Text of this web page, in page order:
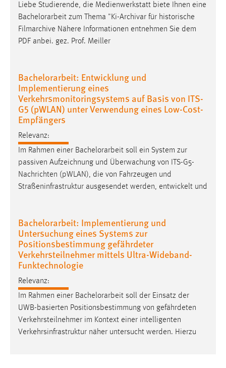
Liebe Studierende, die Medienwerkstatt biete Ihnen eine
Bachelorarbeit zum Thema "Ki-Archivar für historische
Filmarchive Nähere Informationen entnehmen Sie dem
PDF anbei. gez. Prof. Meiller
Bachelorarbeit: Entwicklung und
Implementierung eines
Verkehrsmonitoringsystems auf Basis von ITS-
G5 (pWLAN) unter Verwendung eines Low-Cost-
Empfängers
Relevanz:
Im Rahmen einer Bachelorarbeit soll ein System zur
passiven Aufzeichnung und Überwachung von ITS-G5-
Nachrichten (pWLAN), die von Fahrzeugen und
Straßeninfrastruktur ausgesendet werden, entwickelt und
Bachelorarbeit: Implementierung und
Untersuchung eines Systems zur
Positionsbestimmung gefährdeter
Verkehrsteilnehmer mittels Ultra-Wideband-
Funktechnologie
Relevanz:
Im Rahmen einer Bachelorarbeit soll der Einsatz der
UWB-basierten Positionsbestimmung von gefährdeten
Verkehrsteilnehmer im Kontext einer intelligenten
Verkehrsinfrastruktur näher untersucht werden. Hierzu
MibewSessionID, mibew-chat-frame-style-
5e9dbeb1811c0446 = Sitzungslaufzeit, mibew_locale = 3
Jahre, MIBEW_UserID = 1 Jahr
Name:
fe_user, be_user, be_lastLoginProvider
Zweck:
Dieser Cookie ist notwendig um sich an der Website
einloggen zu können.
Cookie Laufzeit:
24 Stunden
Diese Informationen helfen uns zu verstehen, wie
unsere Besucher unsere Website nutzen.
Matomo
Name:
_pk_ref, _pk_cvar, _pk_id, _pk_ses
Zweck:
Zugriffsstatistik